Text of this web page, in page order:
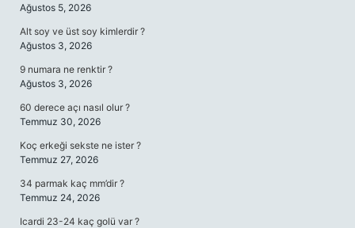
Ağustos 5, 2026
Alt soy ve üst soy kimlerdir ?
Ağustos 3, 2026
9 numara ne renktir ?
Ağustos 3, 2026
60 derece açı nasıl olur ?
Temmuz 30, 2026
Koç erkeği sekste ne ister ?
Temmuz 27, 2026
34 parmak kaç mm’dir ?
Temmuz 24, 2026
Icardi 23-24 kaç golü var ?